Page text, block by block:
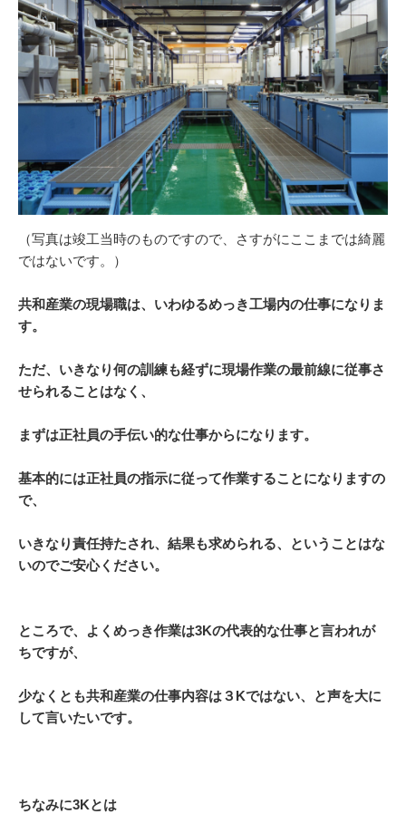
（写真は竣工当時のものですので、さすがにここまでは綺麗
ではないです。）
共和産業の現場職は、いわゆるめっき工場内の仕事になりま
す。
ただ、いきなり何の訓練も経ずに現場作業の最前線に従事さ
せられることはなく、
まずは正社員の手伝い的な仕事からになります。
基本的には正社員の指示に従って作業することになりますの
で、
いきなり責任持たされ、 結果も求められる、ということはな
いのでご安心ください。
ところで、よくめっき作業は3Kの代表的な仕事と言われが
ちですが、
少なくとも共和産業の仕事内容は３Kではない、と声を大に
して言いたいです。
ちなみに3Kとは